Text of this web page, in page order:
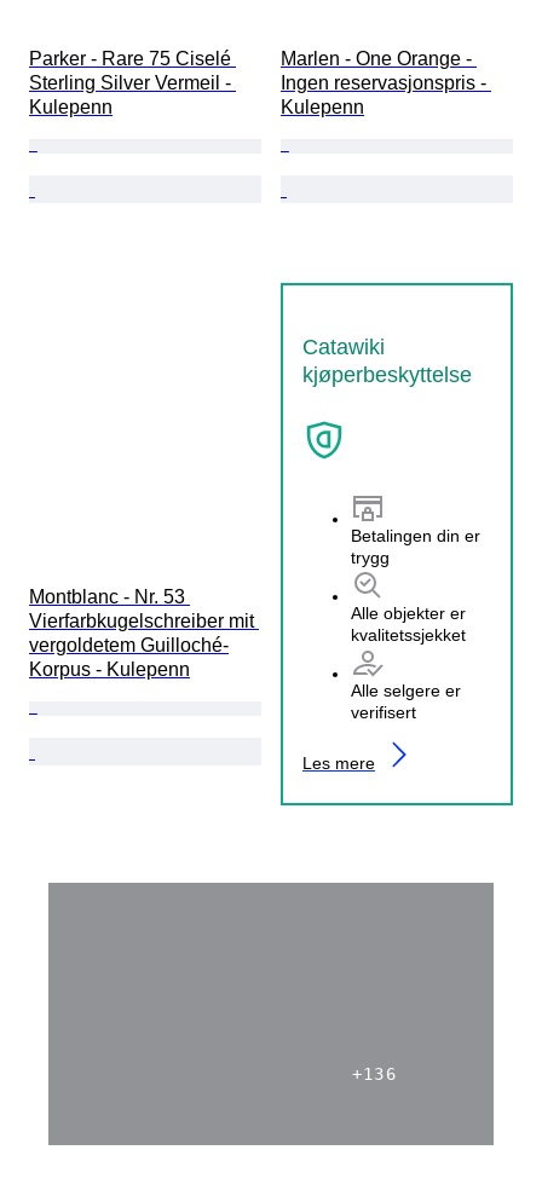
Parker - Rare 75 Ciselé
Sterling Silver Vermeil -
Kulepenn
Marlen - One Orange -
Ingen reservasjonspris -
Kulepenn
Montblanc - Nr. 53
Vierfarbkugelschreiber mit
vergoldetem Guilloché-
Korpus - Kulepenn
Catawiki
kjøperbeskyttelse
Betalingen din er
trygg
Alle objekter er
kvalitetssjekket
Alle selgere er
verifisert
Les mere
+136